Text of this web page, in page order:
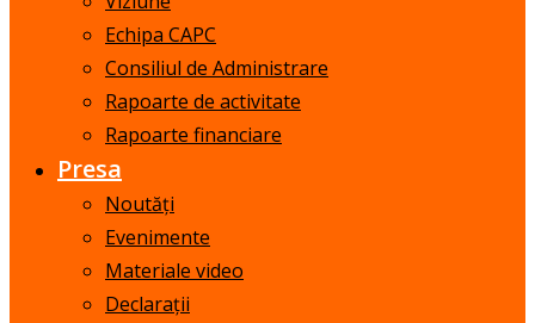
Echipa CAPC
Consiliul de Administrare
Rapoarte de activitate
Rapoarte financiare
Presa
Noutăți
Evenimente
Materiale video
Declarații